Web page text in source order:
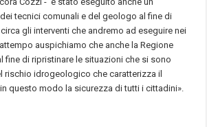
tecnici comunali e del geologo al fine di
gli interventi che andremo ad eseguire nei
auspichiamo che anche la Regione
fine di ripristinare le situazioni che si sono
rischio idrogeologico che caratterizza il
questo modo la sicurezza di tutti i cittadini».